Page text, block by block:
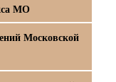
МО
Московской